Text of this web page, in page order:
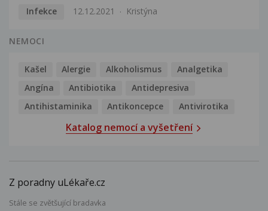
Infekce
12.12.2021 Kristýna
NEMOCI
Kašel Alergie Alkoholismus
Analgetika
Angína
Antibiotika
Antidepresiva
Antihistaminika
Antikoncepce Antivirotika
Katalog nemocí a vyšetření
Z poradny uLékaře.cz
Stále se zvětšující bradavka